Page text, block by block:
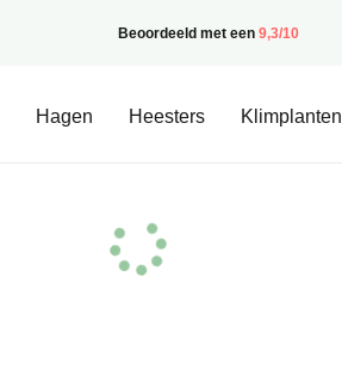
Beoordeeld met een 9,3/10
Hagen Heesters Klimplanten